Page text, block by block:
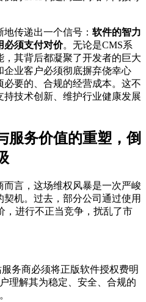
传递出一个信号： 软件的智力
必须支付对价。无论是CMS系
其背后都凝聚了开发者的巨大
业客户必须彻底摒弃侥幸心
要的、合规的经营成本。这不
技术创新、维护行业健康发展
服务价值的重塑，倒
言，这场维权风暴是一次严峻
机。过去，部分公司通过使用
，进行不正当竞争，扰乱了市
务商必须将正版软件授权费明
理解其为稳定、安全、合规的